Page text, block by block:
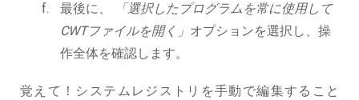
最後に、
「選択したプログラムを常に使用して
CWTファイルを開く」 オプションを選択し、操
作全体を確認します。
覚えて！システムレジストリを手動で編集すること